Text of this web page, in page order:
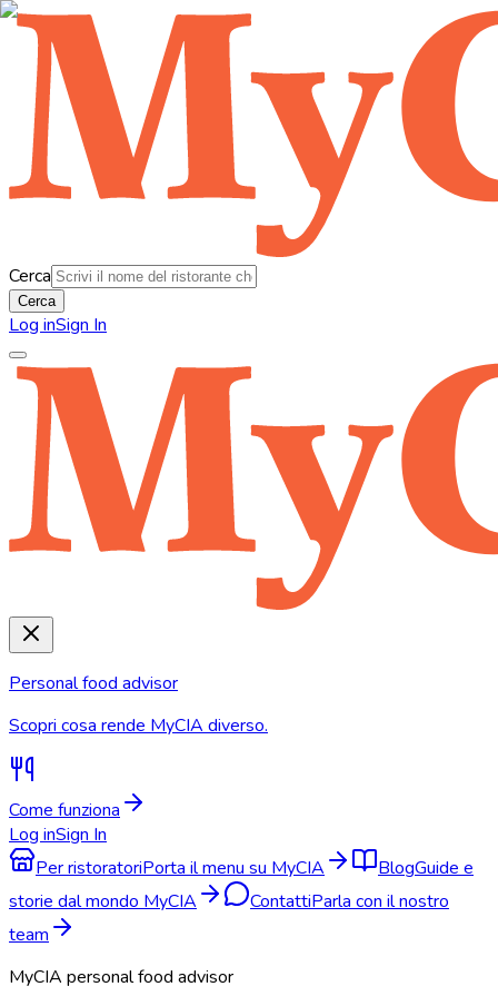
Cerca
Cerca
Log inSign In
Personal food advisor
Scopri cosa rende MyCIA diverso.
Come funziona
Log inSign In
Per ristoratoriPorta il menu su MyCIA BlogGuide e
storie dal mondo MyCIA
ContattiParla con il nostro
team
MyCIA personal food advisor